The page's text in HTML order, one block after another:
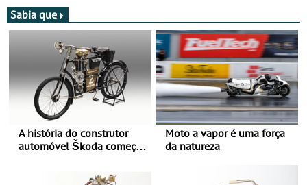
Bianchi Prata
Circuit
Sabia que
A história do construtor
automóvel Škoda começou
Moto a vapor é uma força
da natureza